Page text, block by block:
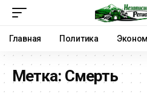
Главная Политика
Метка: Смерть